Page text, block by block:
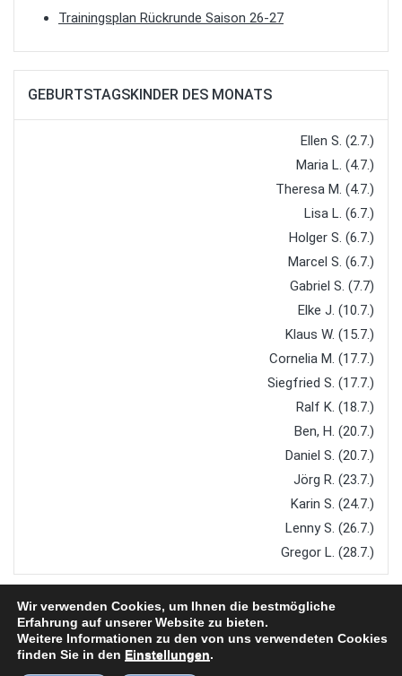
Trainingsplan Rückrunde Saison 26-27
GEBURTSTAGSKINDER DES MONATS
Ellen S. (2.7.)
Maria L. (4.7.)
Theresa M. (4.7.)
Lisa L. (6.7.)
Holger S. (6.7.)
Marcel S. (6.7.)
Gabriel S. (7.7)
Elke J. (10.7.)
Klaus W. (15.7.)
Cornelia M. (17.7.)
Siegfried S. (17.7.)
Ralf K. (18.7.)
Ben, H. (20.7.)
Daniel S. (20.7.)
Jörg R. (23.7.)
Karin S. (24.7.)
Lenny S. (26.7.)
Gregor L. (28.7.)
Copyright © 2026TTC Steinach
Wir verwenden Cookies, um Ihnen die bestmögliche
Erfahrung auf unserer Website zu bieten.
Weitere Informationen zu den von uns verwendeten Cookies
finden Sie in den Einstellungen.